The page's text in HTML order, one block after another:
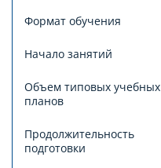
Формат обучения
Начало занятий
Объем типовых учебных
планов
Продолжительность
подготовки